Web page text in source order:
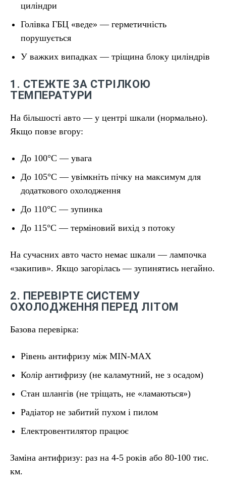
циліндри
Голівка ГБЦ «веде» — герметичність
порушується
У важких випадках — тріщина блоку циліндрів
1. СТЕЖТЕ ЗА СТРІЛКОЮ
ТЕМПЕРАТУРИ
На більшості авто — у центрі шкали (нормально).
Якщо повзе вгору:
До 100°C — увага
До 105°C — увімкніть пічку на максимум для
додаткового охолодження
До 110°C — зупинка
До 115°C — терміновий вихід з потоку
На сучасних авто часто немає шкали — лампочка
«закипив». Якщо загорілась — зупинятись негайно.
2. ПЕРЕВІРТЕ СИСТЕМУ
ОХОЛОДЖЕННЯ ПЕРЕД ЛІТОМ
Базова перевірка:
Рівень антифризу між MIN-MAX
Колір антифризу (не каламутний, не з осадом)
Стан шлангів (не тріщать, не «ламаються»)
Радіатор не забитий пухом і пилом
Електровентилятор працює
Заміна антифризу: раз на 4-5 років або 80-100 тис.
км.